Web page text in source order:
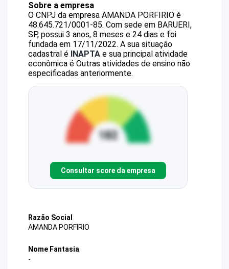
Sobre a empresa
O CNPJ da empresa AMANDA PORFIRIO é
48.645.721/0001-85. Com sede em BARUERI,
SP, possui 3 anos, 8 meses e 24 dias e foi
fundada em 17/11/2022. A sua situação
cadastral é INAPTA e sua principal atividade
econômica é Outras atividades de ensino não
especificadas anteriormente.
Consultar score da empresa
Razão Social
AMANDA PORFIRIO
Nome Fantasia
-